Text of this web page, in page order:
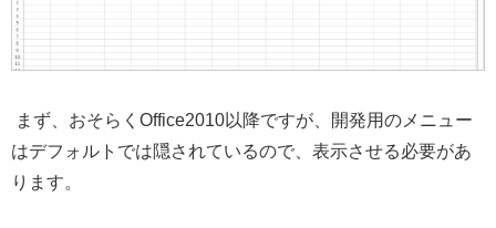
まず、おそらくOffice2010以降ですが、開発用のメニュー
はデフォルトでは隠されているので、表示させる必要があ
ります。